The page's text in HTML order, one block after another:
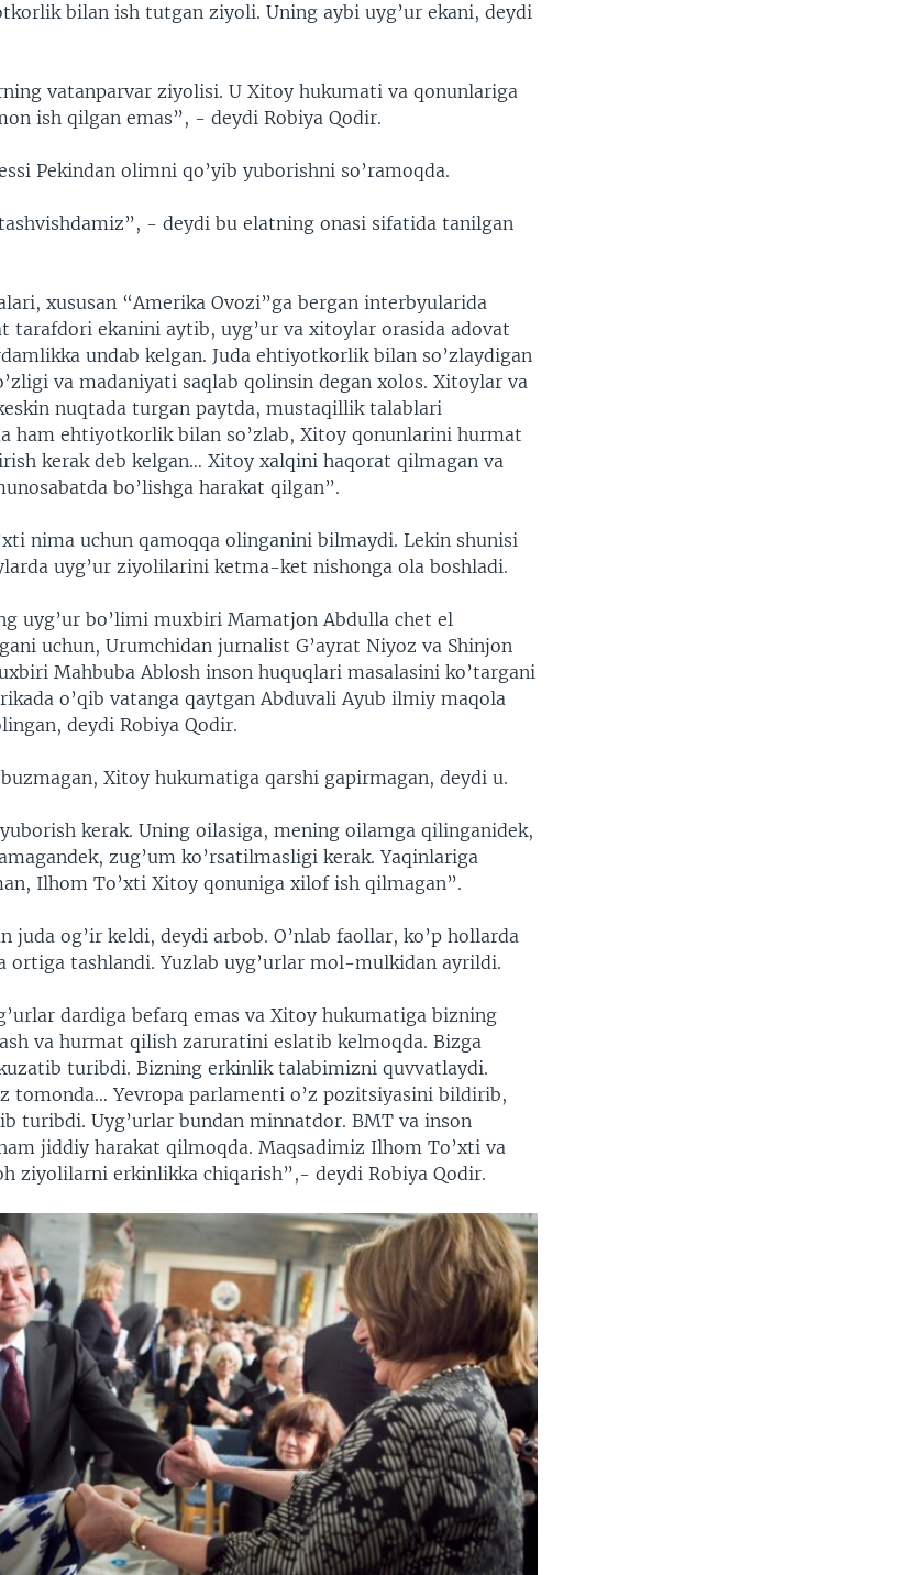
bilan ish tutgan ziyoli. Uning aybi uyg’ur ekani, deydi
vatanparvar ziyolisi. U Xitoy hukumati va qonunlariga
ish qilgan emas”, - deydi Robiya Qodir.
Pekindan olimni qo’yib yuborishni so’ramoqda.
- deydi bu elatning onasi sifatida tanilgan
xususan “Amerika Ovozi”ga bergan interbyularida
tarafdori ekanini aytib, uyg’ur va xitoylar orasida adovat
undab kelgan. Juda ehtiyotkorlik bilan so’zlaydigan
va madaniyati saqlab qolinsin degan xolos. Xitoylar va
nuqtada turgan paytda, mustaqillik talablari
ham ehtiyotkorlik bilan so’zlab, Xitoy qonunlarini hurmat
kerak deb kelgan… Xitoy xalqini haqorat qilmagan va
bo’lishga harakat qilgan”.
nima uchun qamoqqa olinganini bilmaydi. Lekin shunisi
uyg’ur ziyolilarini ketma-ket nishonga ola boshladi.
uyg’ur bo’limi muxbiri Mamatjon Abdulla chet el
uchun, Urumchidan jurnalist G’ayrat Niyoz va Shinjon
Mahbuba Ablosh inson huquqlari masalasini ko’targani
o’qib vatanga qaytgan Abduvali Ayub ilmiy maqola
deydi Robiya Qodir.
Xitoy hukumatiga qarshi gapirmagan, deydi u.
kerak. Uning oilasiga, mening oilamga qilinganidek,
zug’um ko’rsatilmasligi kerak. Yaqinlariga
Ilhom To’xti Xitoy qonuniga xilof ish qilmagan”.
juda og’ir keldi, deydi arbob. O’nlab faollar, ko’p hollarda
ortiga tashlandi. Yuzlab uyg’urlar mol-mulkidan ayrildi.
dardiga befarq emas va Xitoy hukumatiga bizning
va hurmat qilish zaruratini eslatib kelmoqda. Bizga
turibdi. Bizning erkinlik talabimizni quvvatlaydi.
tomonda… Yevropa parlamenti o’z pozitsiyasini bildirib,
turibdi. Uyg’urlar bundan minnatdor. BMT va inson
jiddiy harakat qilmoqda. Maqsadimiz Ilhom To’xti va
ziyolilarni erkinlikka chiqarish”,- deydi Robiya Qodir.